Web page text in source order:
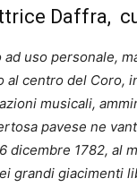
Daffra,
uso personale,
al centro del Coro,
musicali,
pavese ne
dicembre 1782, al
grandi giacimenti